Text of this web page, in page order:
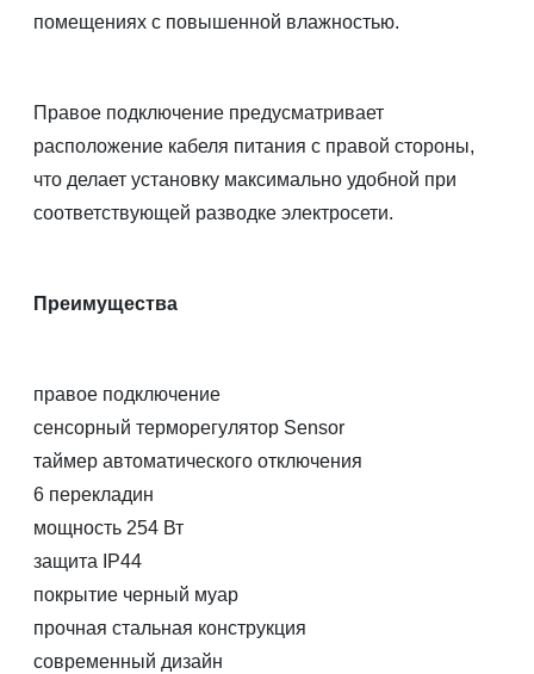
помещениях с повышенной влажностью.
Правое подключение предусматривает
расположение кабеля питания с правой стороны,
что делает установку максимально удобной при
соответствующей разводке электросети.
Преимущества
правое подключение
сенсорный терморегулятор Sensor
таймер автоматического отключения
6 перекладин
мощность 254 Вт
защита IP44
покрытие черный муар
прочная стальная конструкция
современный дизайн